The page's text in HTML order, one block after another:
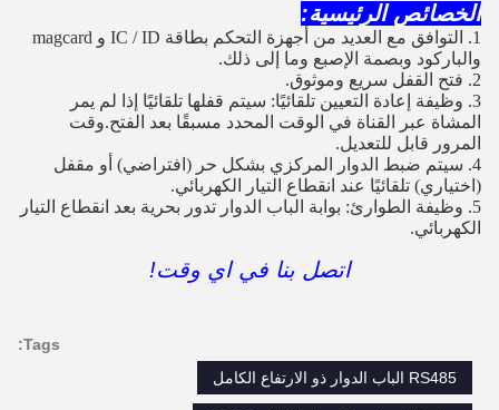
الخصائص الرئيسية:
1. التوافق مع العديد من أجهزة التحكم بطاقة IC / ID و magcard
والباركود وبصمة الإصبع وما إلى ذلك.
2. فتح القفل سريع وموثوق.
3. وظيفة إعادة التعيين تلقائيًا: سيتم قفلها تلقائيًا إذا لم يمر
المشاة عبر القناة في الوقت المحدد مسبقًا بعد الفتح.وقت
المرور قابل للتعديل.
4. سيتم ضبط الدوار المركزي بشكل حر (افتراضي) أو مقفل
(اختياري) تلقائيًا عند انقطاع التيار الكهربائي.
5. وظيفة الطوارئ: بوابة الباب الدوار تدور بحرية بعد انقطاع التيار
الكهربائي.
اتصل بنا في اي وقت!
Tags:
RS485 الباب الدوار ذو الارتفاع الكامل